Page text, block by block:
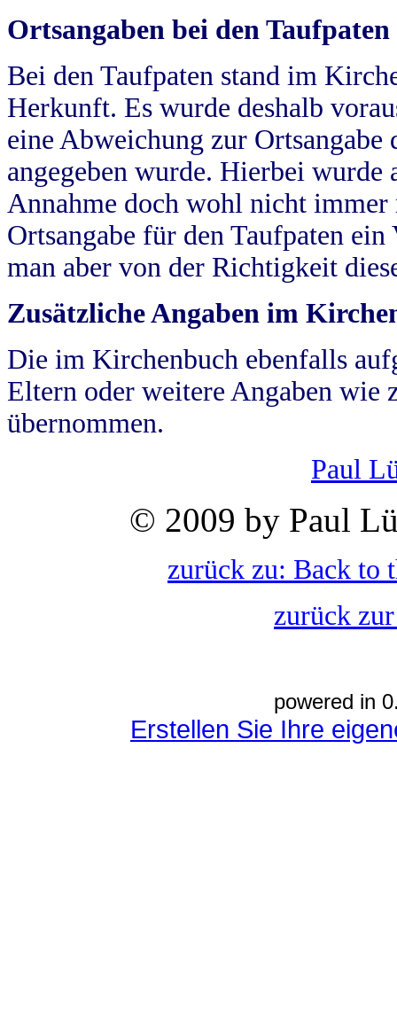
Ortsangaben bei den Taufpaten
Bei den Taufpaten stand im
Herkunft. Es wurde deshalb
eine Abweichung zur
angegeben wurde. Hierbei wurde
Annahme doch wohl nicht
Ortsangabe für den Taufpaten
man aber von der Richtigkeit
Zusätzliche Angaben im
Die im Kirchenbuch ebenfalls
Eltern oder weitere Angaben wie
übernommen.
Paul
© 2009 by Paul
zurück zu: Back to
zurück
powered in
Erstellen Sie Ihre